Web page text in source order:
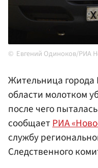
Евгений Одиноков/РИА
Жительница города
области молотком
после чего
сообщаетРИА
службу
Следственного